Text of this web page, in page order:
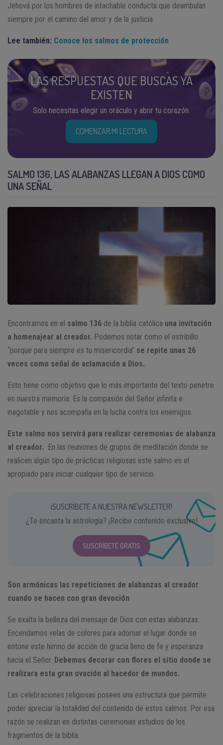
Jehová por los hombres de intachable conducta que deambulan
siempre por el camino del amor y de la justicia.
Lee también: Conoce los salmos de protección
LAS RESPUESTAS QUE BUSCAS YA
EXISTEN
Solo necesitas elegir un oráculo y abrir tu corazón.
COMENZAR MI LECTURA
SALMO 136, LAS ALABANZAS LLEGAN A DIOS COMO
UNA SEÑAL
Encontramos en el salmo 136 de la biblia católica una invitación
a homenajear al creador. Podemos notar como el estribillo
“porque para siempre es tu misericordia” se repite unas 26
veces como señal de aclamación a Dios.
Esto tiene como objetivo que lo más importante del texto penetre
en nuestra memoria. Es la compasión del Señor infinita e
inagotable y nos acompaña en la lucha contra los enemigos.
Este salmo nos servirá para realizar ceremonias de alabanza
al creador. En las reuniones de grupos de meditación donde se
realicen algún tipo de prácticas religiosas este salmo es el
apropiado para iniciar cualquier tipo de servicio.
¡SUSCRÍBETE A NUESTRA NEWSLETTER!
¿Te encanta la astrología? ¡Recibe contenido exclusivo!
SUSCRÍBETE GRATIS
Son armónicas las repeticiones de alabanzas al creador
cuando se hacen con gran devoción
Se exalta la belleza del mensaje de Dios con estas alabanzas.
Encendamos velas de colores para adornar el lugar donde se
entone este himno de acción de gracia lleno de fe y esperanza
hacia el Señor. Debemos decorar con flores el sitio donde se
realizara esta gran ovación al hacedor de mundos.
Las celebraciones religiosas poseen una estructura que permite
poder apreciar la totalidad del contenido de estos salmos. Por esa
razón se realizan en distintas ceremonias estudios de los
fragmentos de la biblia.